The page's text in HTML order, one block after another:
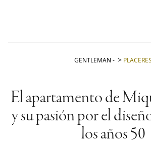
GENTLEMAN - PLACERES
El apartamento de
y su pasión por el
los años 50